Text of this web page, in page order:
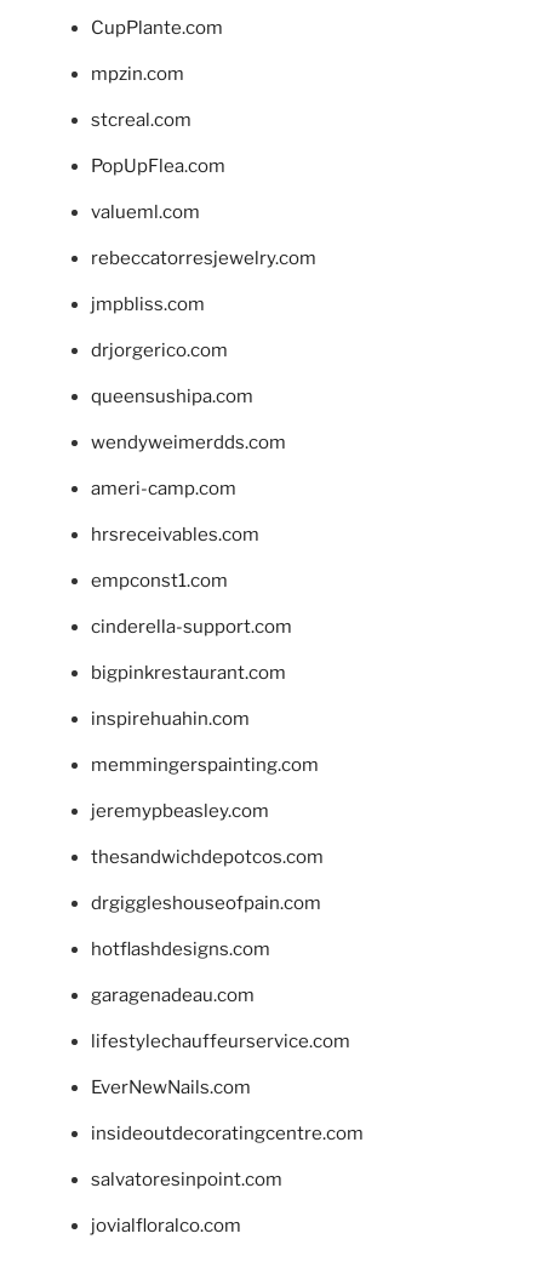
CupPlante.com
mpzin.com
stcreal.com
PopUpFlea.com
valueml.com
rebeccatorresjewelry.com
jmpbliss.com
drjorgerico.com
queensushipa.com
wendyweimerdds.com
ameri-camp.com
hrsreceivables.com
empconst1.com
cinderella-support.com
bigpinkrestaurant.com
inspirehuahin.com
memmingerspainting.com
jeremypbeasley.com
thesandwichdepotcos.com
drgiggleshouseofpain.com
hotflashdesigns.com
garagenadeau.com
lifestylechauffeurservice.com
EverNewNails.com
insideoutdecoratingcentre.com
salvatoresinpoint.com
jovialfloralco.com